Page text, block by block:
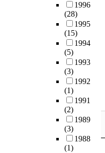
1996
(28)
1995
(15)
1994
(5)
1993
(3)
1992
(1)
1991
(2)
1989
(3)
1988
(1)